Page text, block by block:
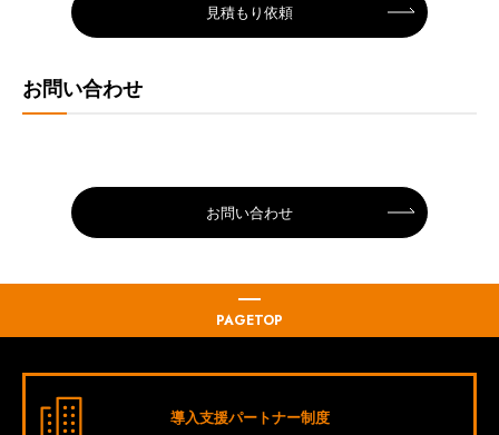
見積もり依頼
お問い合わせ
お問い合わせ
PAGETOP
導入支援パートナー制度